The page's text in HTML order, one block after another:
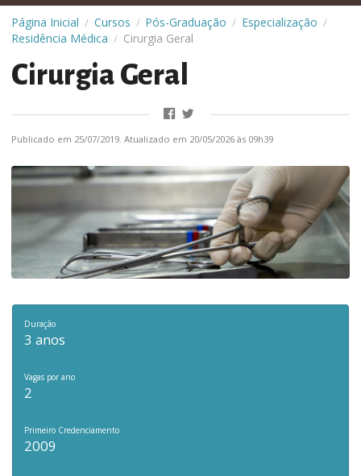
Página Inicial / Cursos / Pós-Graduação / Especialização /
Residência Médica / Cirurgia Geral
Cirurgia Geral
Publicado em 25/07/2019. Atualizado em 20/05/2026 às 09h39
Duração
3 anos
Vagas por ano
2
Primeiro Credenciamento
2009